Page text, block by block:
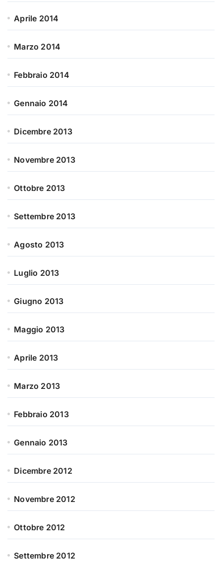
Aprile 2014
Marzo 2014
Febbraio 2014
Gennaio 2014
Dicembre 2013
Novembre 2013
Ottobre 2013
Settembre 2013
Agosto 2013
Luglio 2013
Giugno 2013
Maggio 2013
Aprile 2013
Marzo 2013
Febbraio 2013
Gennaio 2013
Dicembre 2012
Novembre 2012
Ottobre 2012
Settembre 2012